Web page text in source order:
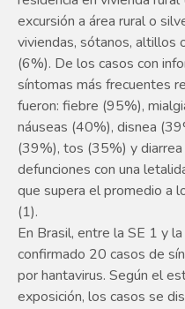
excursión a área rural o
viviendas, sótanos, altillos
(6%). De los casos con
síntomas más frecuentes
fueron: fiebre (95%),
náuseas (40%), disnea
(39%), tos (35%) y
defunciones con una
que supera el promedio a
(1).
En Brasil, entre la SE 1 y
confirmado 20 casos de
por hantavirus. Según el
exposición, los casos se